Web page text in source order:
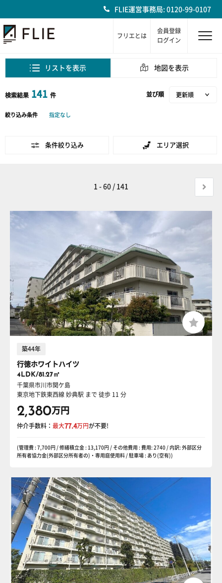
FLIE運営事務局: 0120-99-0107
フリエとは
会員登録
ログイン
リストを表示 地図を表示
検索結果 141 件 並び順
絞り込み条件 指定なし
条件絞り込み エリア選択
1 - 60 / 141
築44年
行徳ホワイトハイツ
4LDK/81.27㎡
千葉県市川市関ケ島
東京地下鉄東西線 妙典駅 まで 徒歩 11 分
2,380万円
仲介手数料： 最大77.4万円が不要!
(管理費 : 7,700円 / 修繕積立金 : 13,170円 / その他費用 : 費用: 2740 / 内訳: 外部区分
所有者協力金(外部区分所有者の)・専用庭使用料 / 駐車場 : あり(空有))